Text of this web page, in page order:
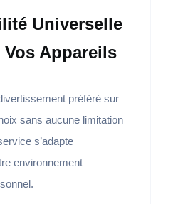
Universelle
Vos Appareils
préféré sur
sans aucune limitation
s’adapte
environnement